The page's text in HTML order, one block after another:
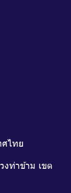
ศไทย
งท่าข้าม เขต